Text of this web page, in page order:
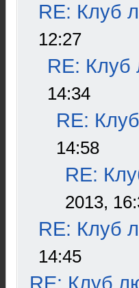
RE: Клуб
12:27
RE: Клуб
14:34
RE:
14:58
RE:
2013,
RE: Клуб
14:45
RE: Клуб